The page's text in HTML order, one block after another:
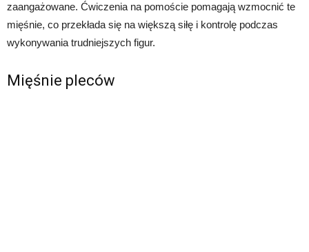
zaangażowane. Ćwiczenia na pomoście pomagają wzmocnić te
mięśnie, co przekłada się na większą siłę i kontrolę podczas
wykonywania trudniejszych figur.
Mięśnie pleców